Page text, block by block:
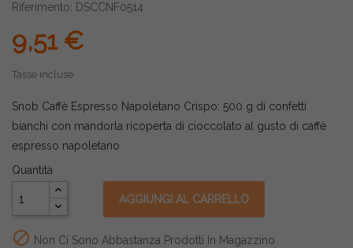
Riferimento: DSCCNF0514
9,51 €
Tasse incluse
Snob Caffè Espresso Napoletano Crispo: 500 g di confetti
bianchi con mandorla ricoperta di cioccolato al gusto di caffè
espresso napoletano
Quantità
AGGIUNGI AL CARRELLO
 Non Ci Sono Abbastanza Prodotti In Magazzino